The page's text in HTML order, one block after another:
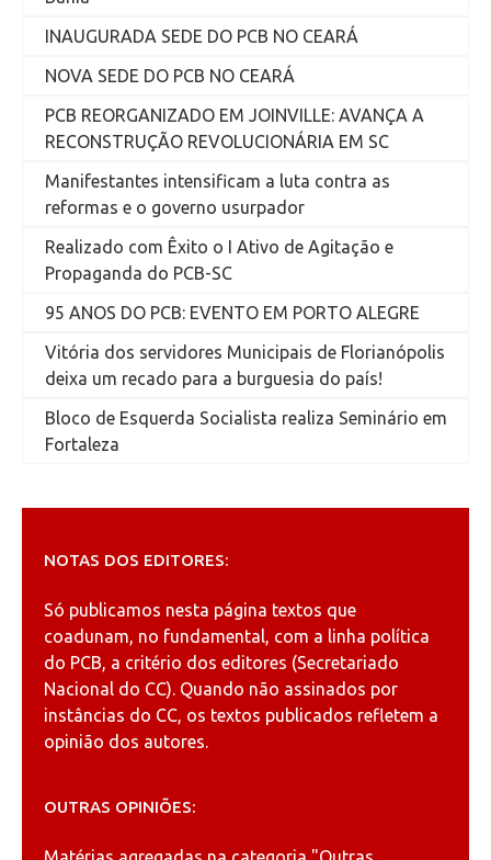
INAUGURADA SEDE DO PCB NO CEARÁ
NOVA SEDE DO PCB NO CEARÁ
PCB REORGANIZADO EM JOINVILLE: AVANÇA A
RECONSTRUÇÃO REVOLUCIONÁRIA EM SC
Manifestantes intensificam a luta contra as
reformas e o governo usurpador
Realizado com Êxito o I Ativo de Agitação e
Propaganda do PCB-SC
95 ANOS DO PCB: EVENTO EM PORTO ALEGRE
Vitória dos servidores Municipais de Florianópolis
deixa um recado para a burguesia do país!
Bloco de Esquerda Socialista realiza Seminário em
Fortaleza
NOTAS DOS EDITORES:
Só publicamos nesta página textos que
coadunam, no fundamental, com a linha política
do PCB, a critério dos editores (Secretariado
Nacional do CC). Quando não assinados por
instâncias do CC, os textos publicados refletem a
opinião dos autores.
OUTRAS OPINIÕES: